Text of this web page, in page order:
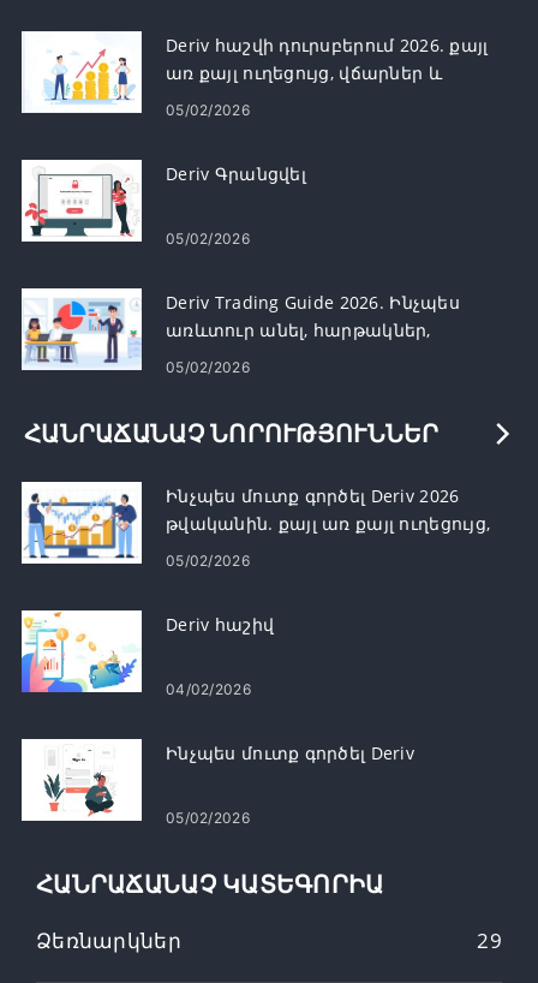
Deriv հաշվի դուրսբերում 2026. քայլ
առ քայլ ուղեցույց, վճարներ և
մշակման ժամանակը
05/02/2026
Deriv Գրանցվել
05/02/2026
Deriv Trading Guide 2026. Ինչպես
առևտուր անել, հարթակներ,
ռազմավարություններ և ռիսկերի
05/02/2026
ՀԱՆՐԱՃԱՆԱՉ ՆՈՐՈՒԹՅՈՒՆՆԵՐ
Ինչպես մուտք գործել Deriv 2026
թվականին. քայլ առ քայլ ուղեցույց,
ընդհանուր մուտքի խնդիրներ և
05/02/2026
Deriv հաշիվ
04/02/2026
Ինչպես մուտք գործել Deriv
05/02/2026
ՀԱՆՐԱՃԱՆԱՉ ԿԱՏԵԳՈՐԻԱ
Ձեռնարկներ 29